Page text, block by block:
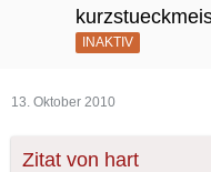
INAKTIV
13. Oktober 2010
Zitat von hart